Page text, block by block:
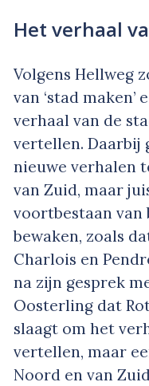
Het verhaal
Volgens Hellweg
van ‘stad maken’
verhaal van de
vertellen. Daarbij
nieuwe verhalen
van Zuid, maar
voortbestaan van
bewaken, zoals
Charlois en
na zijn gesprek
Oosterling dat
slaagt om het
vertellen, maar
Noord en van